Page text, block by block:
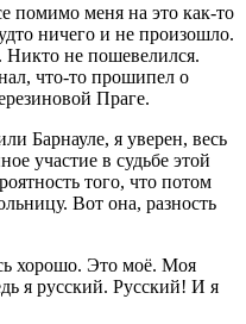
помимо меня на это как-то
ничего и не произошло.
Никто не пошевелился.
что-то прошипел о
Праге.
Барнауле, я уверен, весь
участие в судьбе этой
того, что потом
Вот она, разность
хорошо. Это моё. Моя
я русский. Русский! И я